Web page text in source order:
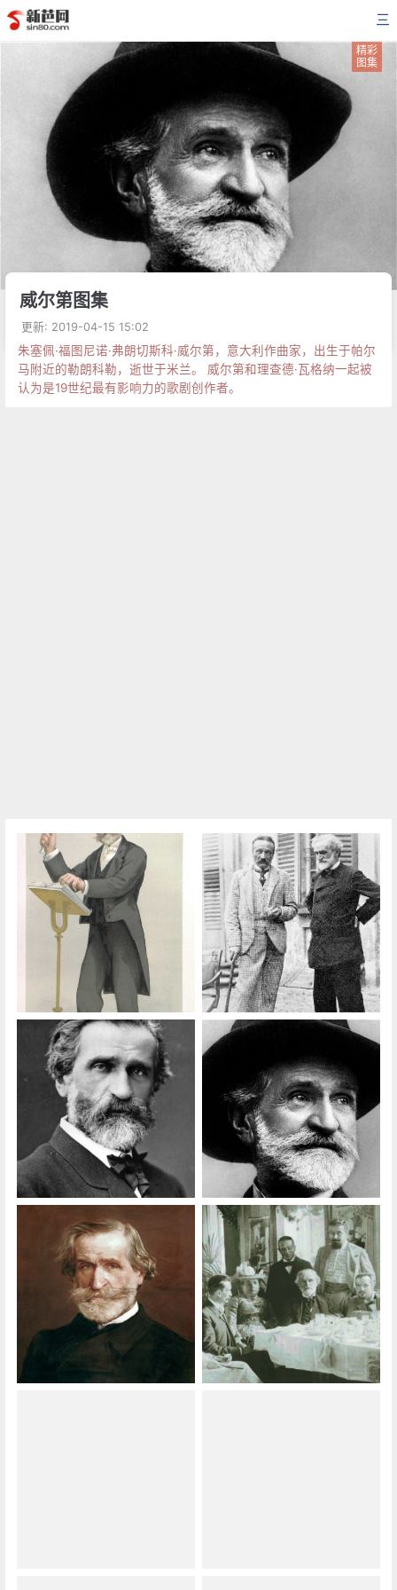
三
精彩
图集
威尔第图集
更新: 2019-04-15 15:02
朱塞佩·福图尼诺·弗朗切斯科·威尔第，意大利作曲家，出生于帕尔
马附近的勒朗科勒，逝世于米兰。 威尔第和理查德·瓦格纳一起被
认为是19世纪最有影响力的歌剧创作者。